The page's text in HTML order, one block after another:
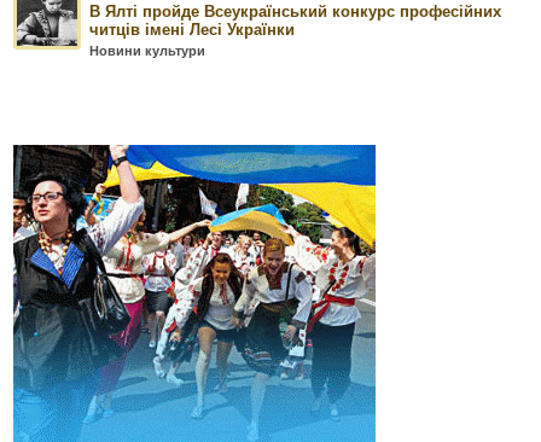
В Ялті пройде Всеукраїнський конкурс професійних
читців імені Лесі Українки
Новини культури